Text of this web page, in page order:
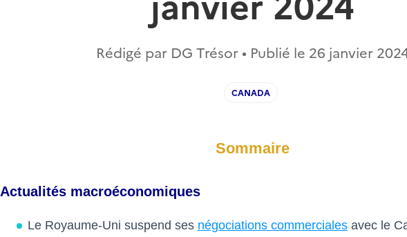
Rédigé par DG Trésor • Publié le 26 janvier
CANADA
Sommaire
Actualités macroéconomiques
Le Royaume-Uni suspend ses négociations commerciales avec le